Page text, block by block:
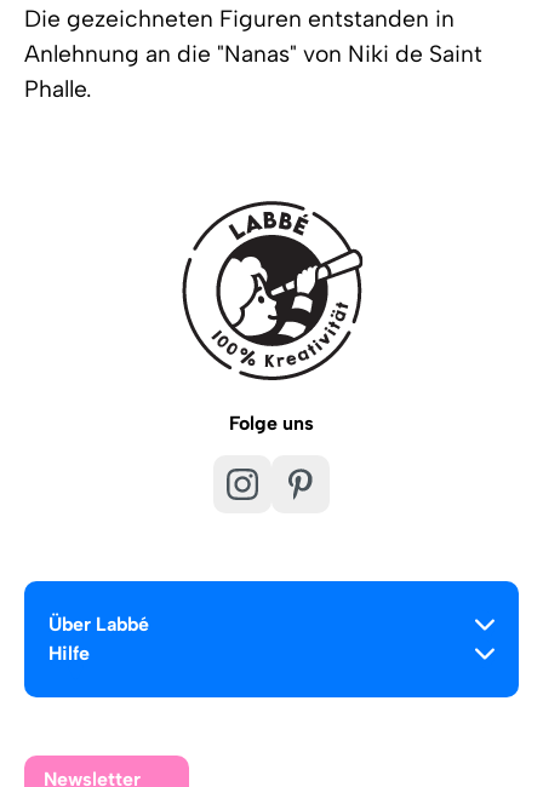
Die gezeichneten Figuren entstanden in
Anlehnung an die "Nanas" von Niki de Saint
Phalle.
Folge uns
Über Labbé
Hilfe
Newsletter